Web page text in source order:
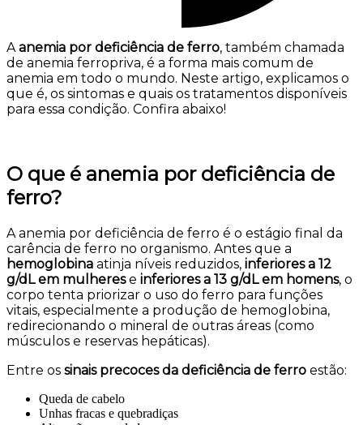
Aanemia por deficiência de ferro, também chamada
de anemia ferropriva, é a forma mais comum de
anemia em todo o mundo. Neste artigo, explicamos o
que é, os sintomas e quais os tratamentos disponíveis
para essa condição. Confira abaixo!
O que é anemia por deficiência de
ferro?
A anemia por deficiência de ferro é o estágio final da
carência de ferro no organismo. Antes que a
hemoglobina atinja níveis reduzidos, inferiores a 12
g/dL em mulherese inferiores a 13 g/dL em homens, o
corpo tenta priorizar o uso do ferro para funções
vitais, especialmente a produção de hemoglobina,
redirecionando o mineral de outras áreas (como
músculos e reservas hepáticas).
Entre os sinais precoces da deficiência de ferro estão:
Queda de cabelo
Unhas fracas e quebradiças